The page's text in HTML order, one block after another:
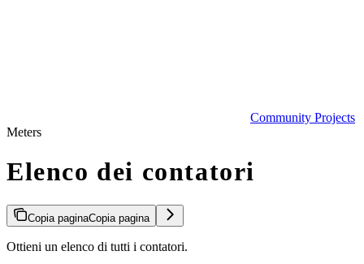
Community Projects
Meters
Elenco dei contatori
Copia paginaCopia pagina
Ottieni un elenco di tutti i contatori.